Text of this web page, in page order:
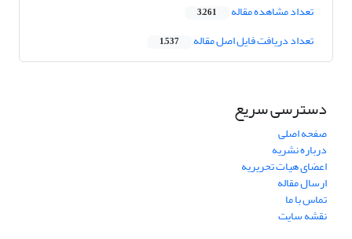
تعداد مشاهده مقاله 3,261
تعداد دریافت فایل اصل مقاله 1,537
دسترسی سریع
صفحه اصلی
درباره نشریه
اعضای هیات تحریریه
ارسال مقاله
تماس با ما
نقشه سایت